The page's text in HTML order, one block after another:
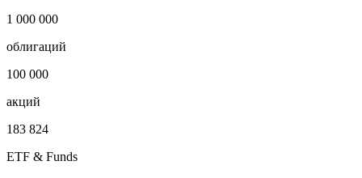
1 000 000
облигаций
100 000
акций
183 824
ETF & Funds